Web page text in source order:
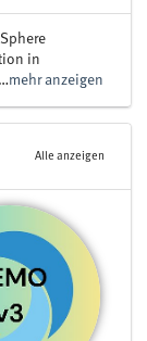
in
mehr anzeigen
Alle anzeigen